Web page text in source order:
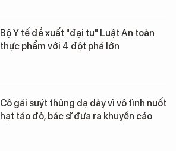
Bộ Y tế đề xuất "đại tu" Luật An toàn
thực phẩm với 4 đột phá lớn
Cô gái suýt thủng dạ dày vì vô tình nuốt
hạt táo đỏ, bác sĩ đưa ra khuyến cáo